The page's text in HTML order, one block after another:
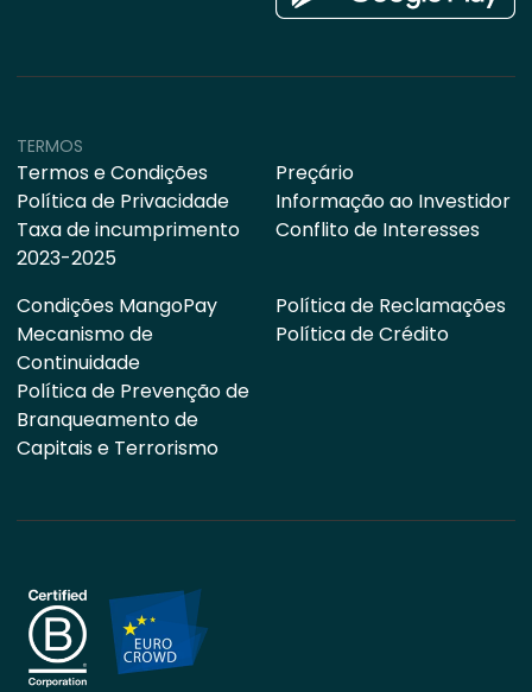
TERMOS
Termos e Condições
Política de Privacidade
Taxa de incumprimento
2023-2025
Preçário
Informação ao Investidor
Conflito de Interesses
Condições MangoPay
Mecanismo de
Continuidade
Política de Prevenção de
Branqueamento de
Capitais e Terrorismo
Política de Reclamações
Política de Crédito